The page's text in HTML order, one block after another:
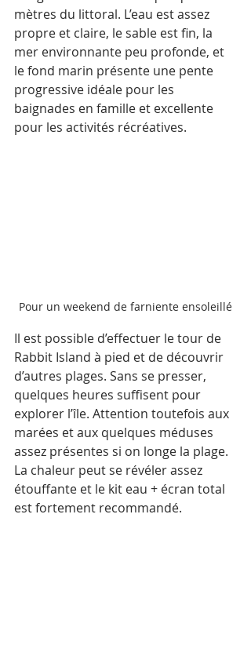
mètres du littoral. L’eau est assez
propre et claire, le sable est fin, la
mer environnante peu profonde, et
le fond marin présente une pente
progressive idéale pour les
baignades en famille et excellente
pour les activités récréatives.
Pour un weekend de farniente ensoleillé
Il est possible d’effectuer le tour de
Rabbit Island à pied et de découvrir
d’autres plages. Sans se presser,
quelques heures suffisent pour
explorer l’île. Attention toutefois aux
marées et aux quelques méduses
assez présentes si on longe la plage.
La chaleur peut se révéler assez
étouffante et le kit eau + écran total
est fortement recommandé.